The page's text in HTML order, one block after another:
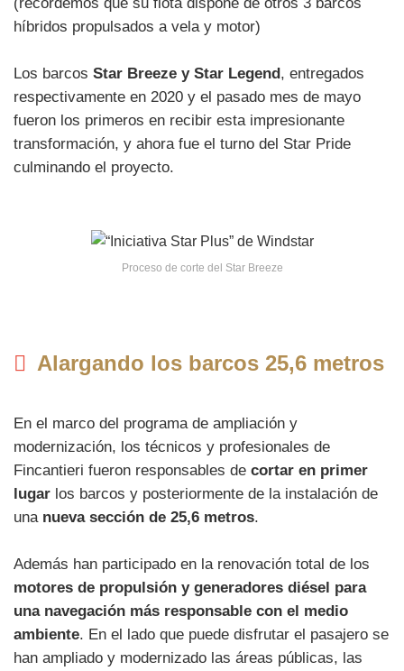
híbridos propulsados a vela y motor)
Los barcos Star Breeze y Star Legend, entregados
respectivamente en 2020 y el pasado mes de mayo
fueron los primeros en recibir esta impresionante
transformación, y ahora fue el turno del Star Pride
culminando el proyecto.
Proceso de corte del Star Breeze
Alargando los barcos 25,6 metros
En el marco del programa de ampliación y
modernización, los técnicos y profesionales de
Fincantieri fueron responsables de cortar en primer
lugar los barcos y posteriormente de la instalación de
una nueva sección de 25,6 metros.
Además han participado en la renovación total de los
motores de propulsión y generadores diésel para
una navegación más responsable con el medio
ambiente. En el lado que puede disfrutar el pasajero se
han ampliado y modernizado las áreas públicas, las